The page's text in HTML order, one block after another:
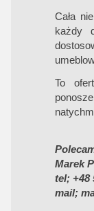
Cała
każdy
To
Marek
tel; +48
mail;